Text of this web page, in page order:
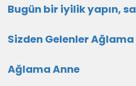
Bugün bir iyilik yapın,
Sizden Gelenler Ağlama
Ağlama Anne